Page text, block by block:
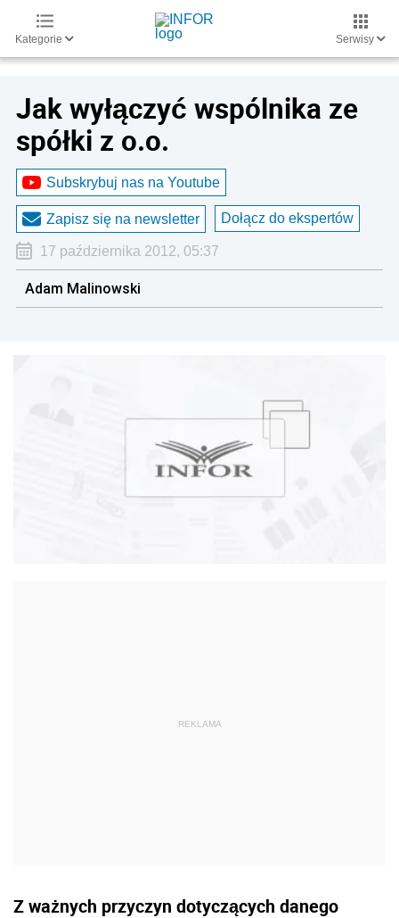
Kategorie Serwisy
Jak wyłączyć wspólnika ze
spółki z o.o.
Subskrybuj nas na Youtube
Zapisz się na newsletter Dołącz do ekspertów
17 października 2012, 05:37
Adam Malinowski
Z ważnych przyczyn dotyczących danego